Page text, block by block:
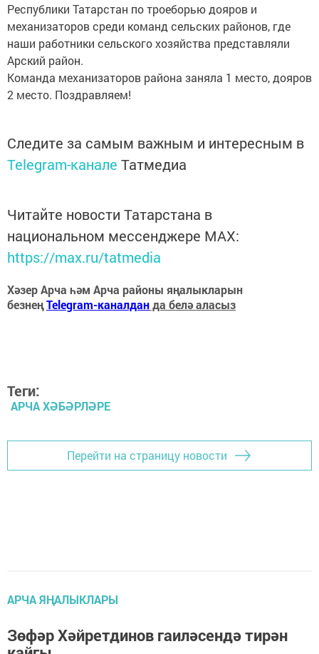
Республики Татарстан по троеборью дояров и
механизаторов среди команд сельских районов, где
наши работники сельского хозяйства представляли
Арский район.
Команда механизаторов района заняла 1 место, дояров
2 место. Поздравляем!
Следите за самым важным и интересным в
Telegram-канале Татмедиа
Читайте новости Татарстана в
национальном мессенджере MАХ:
https://max.ru/tatmedia
Хәзер Арча һәм Арча районы яңалыкларын
безнеңTelegram-каналданда белә аласыз
Теги:
АРЧА ХӘБӘРЛӘРЕ
Перейти на страницу новости
АРЧА ЯҢАЛЫКЛАРЫ
Зөфәр Хәйретдинов гаиләсендә тирән